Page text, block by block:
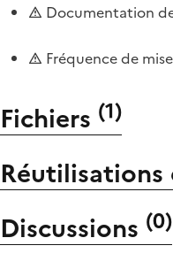
Documentation
Fréquence de
Fichiers (1)
Réutilisations
Discussions (0)